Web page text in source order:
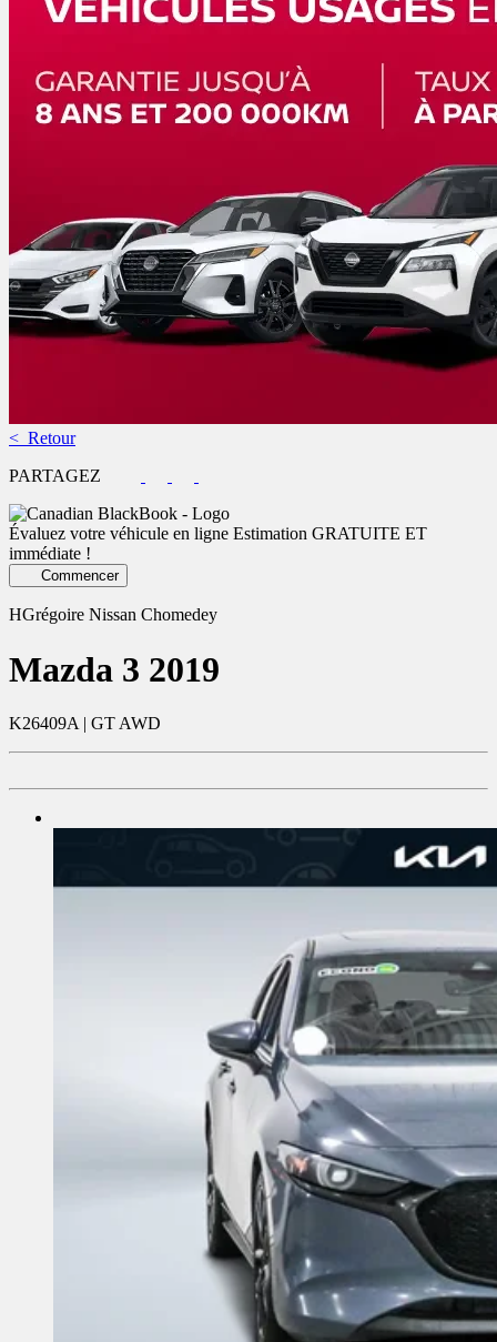
< Retour
PARTAGEZ
Évaluez votre véhicule en ligne Estimation GRATUITE ET
immédiate !
Commencer
HGrégoire Nissan Chomedey
Mazda 3 2019
K26409A | GT AWD